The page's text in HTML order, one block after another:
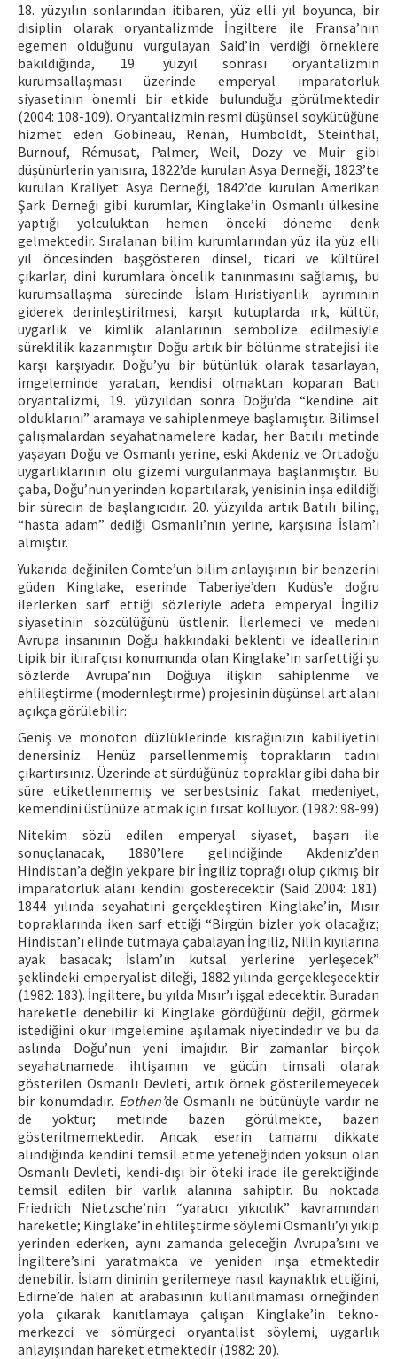
18. yüzyılın sonlarından itibaren, yüz elli yıl boyunca, bir
disiplin olarak oryantalizmde İngiltere ile Fransa’nın
egemen olduğunu vurgulayan Said’in verdiği örneklere
bakıldığında, 19. yüzyıl sonrası oryantalizmin
kurumsallaşması üzerinde emperyal imparatorluk
siyasetinin önemli bir etkide bulunduğu görülmektedir
(2004: 108-109). Oryantalizmin resmi düşünsel soykütüğüne
hizmet eden Gobineau, Renan, Humboldt, Steinthal,
Burnouf, Rémusat, Palmer, Weil, Dozy ve Muir gibi
düşünürlerin yanısıra, 1822’de kurulan Asya Derneği, 1823’te
kurulan Kraliyet Asya Derneği, 1842’de kurulan Amerikan
Şark Derneği gibi kurumlar, Kinglake’in Osmanlı ülkesine
yaptığı yolculuktan hemen önceki döneme denk
gelmektedir. Sıralanan bilim kurumlarından yüz ila yüz elli
yıl öncesinden başgösteren dinsel, ticari ve kültürel
çıkarlar, dini kurumlara öncelik tanınmasını sağlamış, bu
kurumsallaşma sürecinde İslam-Hıristiyanlık ayrımının
giderek derinleştirilmesi, karşıt kutuplarda ırk, kültür,
uygarlık ve kimlik alanlarının sembolize edilmesiyle
süreklilik kazanmıştır. Doğu artık bir bölünme stratejisi ile
karşı karşıyadır. Doğu’yu bir bütünlük olarak tasarlayan,
imgeleminde yaratan, kendisi olmaktan koparan Batı
oryantalizmi, 19. yüzyıldan sonra Doğu’da “kendine ait
olduklarını” aramaya ve sahiplenmeye başlamıştır. Bilimsel
çalışmalardan seyahatnamelere kadar, her Batılı metinde
yaşayan Doğu ve Osmanlı yerine, eski Akdeniz ve Ortadoğu
uygarlıklarının ölü gizemi vurgulanmaya başlanmıştır. Bu
çaba, Doğu’nun yerinden kopartılarak, yenisinin inşa edildiği
bir sürecin de başlangıcıdır. 20. yüzyılda artık Batılı bilinç,
“hasta adam” dediği Osmanlı’nın yerine, karşısına İslam’ı
almıştır.
Yukarıda değinilen Comte’un bilim anlayışının bir benzerini
güden Kinglake, eserinde Taberiye’den Kudüs’e doğru
ilerlerken sarf ettiği sözleriyle adeta emperyal İngiliz
siyasetinin sözcülüğünü üstlenir. İlerlemeci ve medeni
Avrupa insanının Doğu hakkındaki beklenti ve ideallerinin
tipik bir itirafçısı konumunda olan Kinglake’in sarfettiği şu
sözlerde Avrupa’nın Doğuya ilişkin sahiplenme ve
ehlileştirme (modernleştirme) projesinin düşünsel art alanı
açıkça görülebilir:
Geniş ve monoton düzlüklerinde kısrağınızın kabiliyetini
denersiniz. Henüz parsellenmemiş toprakların tadını
çıkartırsınız. Üzerinde at sürdüğünüz topraklar gibi daha bir
süre etiketlenmemiş ve serbestsiniz fakat medeniyet,
kemendini üstünüze atmak için fırsat kolluyor. (1982: 98-99)
Nitekim sözü edilen emperyal siyaset, başarı ile
sonuçlanacak, 1880’lere gelindiğinde Akdeniz’den
Hindistan’a değin yekpare bir İngiliz toprağı olup çıkmış bir
imparatorluk alanı kendini gösterecektir (Said 2004: 181).
1844 yılında seyahatini gerçekleştiren Kinglake’in, Mısır
topraklarında iken sarf ettiği “Birgün bizler yok olacağız;
Hindistan’ı elinde tutmaya çabalayan İngiliz, Nilin kıyılarına
ayak basacak; İslam’ın kutsal yerlerine yerleşecek”
şeklindeki emperyalist dileği, 1882 yılında gerçekleşecektir
(1982: 183). İngiltere, bu yılda Mısır’ı işgal edecektir. Buradan
hareketle denebilir ki Kinglake gördüğünü değil, görmek
istediğini okur imgelemine aşılamak niyetindedir ve bu da
aslında Doğu’nun yeni imajıdır. Bir zamanlar birçok
seyahatnamede ihtişamın ve gücün timsali olarak
gösterilen Osmanlı Devleti, artık örnek gösterilemeyecek
bir konumdadır. Eothen’de Osmanlı ne bütünüyle vardır ne
de yoktur; metinde bazen görülmekte, bazen
gösterilmemektedir. Ancak eserin tamamı dikkate
alındığında kendini temsil etme yeteneğinden yoksun olan
Osmanlı Devleti, kendi-dışı bir öteki irade ile gerektiğinde
temsil edilen bir varlık alanına sahiptir. Bu noktada
Friedrich Nietzsche’nin “yaratıcı yıkıcılık” kavramından
hareketle; Kinglake’in ehlileştirme söylemi Osmanlı’yı yıkıp
yerinden ederken, aynı zamanda geleceğin Avrupa’sını ve
İngiltere’sini yaratmakta ve yeniden inşa etmektedir
denebilir. İslam dininin gerilemeye nasıl kaynaklık ettiğini,
Edirne’de halen at arabasının kullanılmaması örneğinden
yola çıkarak kanıtlamaya çalışan Kinglake’in tekno-
merkezci ve sömürgeci oryantalist söylemi, uygarlık
anlayışından hareket etmektedir (1982: 20).